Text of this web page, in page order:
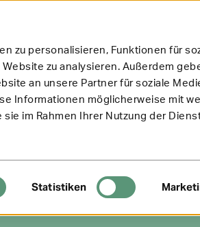
zu personalisieren, Funktionen für
zu analysieren. Außerdem
an unsere Partner für soziale
Informationen möglicherweise mit
im Rahmen Ihrer Nutzung der
Statistiken